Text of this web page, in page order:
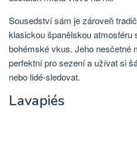
Sousedství sám je zároveň
klasickou španělskou atmosféru
bohémské vkus. Jeho nesčetné
perfektní pro sezení a užívat si
nebo lidé-sledovat.
Lavapiés